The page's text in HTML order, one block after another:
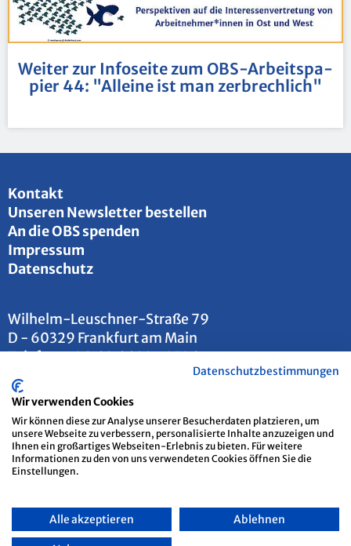
Wei­ter zur In­fo­sei­te zum OBS-Ar­beits­pa­
pier 44: "Al­lei­ne ist man zer­brech­lich"
Kon­takt
Un­se­ren News­let­ter be­stel­len
An die OBS spen­den
Im­pres­sum
Da­ten­schutz
Wil­helm-Leu­sch­ner-Stra­ße 79
D - 60329 Frank­furt am Main
Te­le­fon:+49 69 6693 - 2526
E-Mail: info@​otto-​brenner-​stiftung.​de
Datenschutzbestimmungen
Wir verwenden Cookies
Wir können diese zur Analyse unserer Besucherdaten platzieren, um
unsere Webseite zu verbessern, personalisierte Inhalte anzuzeigen und
Ihnen ein großartiges Webseiten-Erlebnis zu bieten. Für weitere
Informationen zu den von uns verwendeten Cookies öffnen Sie die
Einstellungen.
Alle akzeptieren Ablehnen